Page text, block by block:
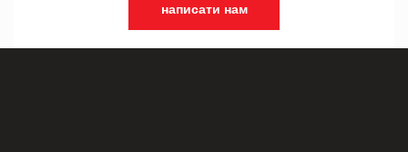
написати нам